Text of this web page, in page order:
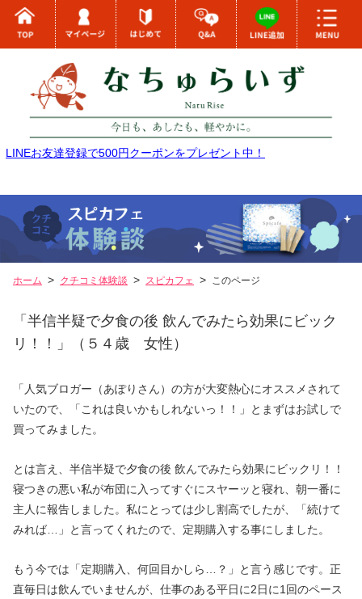
LINEお友達登録で500円クーポンをプレゼント中！
ホーム クチコミ体験談 スピカフェ このページ
「半信半疑で夕食の後 飲んでみたら効果にビック
リ！！」（５４歳 女性）
「人気ブロガー（あぽりさん）の方が大変熱心にオススメされて
いたので、「これは良いかもしれないっ！！」とまずはお試しで
買ってみました。
とは言え、半信半疑で夕食の後 飲んでみたら効果にビックリ！！
寝つきの悪い私が布団に入ってすぐにスヤーッと寝れ、朝一番に
主人に報告しました。私にとっては少し割高でしたが、「続けて
みれば…」と言ってくれたので、定期購入する事にしました。
もう今では「定期購入、何回目かしら…？」と言う感じです。正
直毎日は飲んでいませんが、仕事のある平日に2日に1回のペース